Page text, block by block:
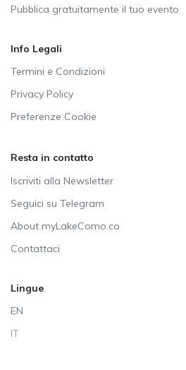
Pubblica gratuitamente il tuo evento
Info Legali
Termini e Condizioni
Privacy Policy
Preferenze Cookie
Resta in contatto
Iscriviti alla Newsletter
Seguici su Telegram
About myLakeComo.co
Contattaci
Lingue
EN
IT